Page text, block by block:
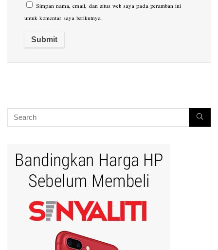
Simpan nama, email, dan situs web saya pada peramban ini
untuk komentar saya berikutnya.